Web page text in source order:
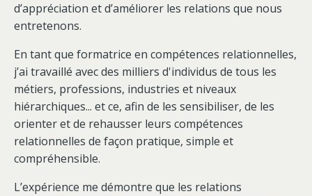
d’appréciation et d’améliorer les relations que nous
entretenons.
En tant que formatrice en compétences relationnelles,
j’ai travaillé avec des milliers d'individus de tous les
métiers, professions, industries et niveaux
hiérarchiques... et ce, afin de les sensibiliser, de les
orienter et de rehausser leurs compétences
relationnelles de façon pratique, simple et
compréhensible.
L’expérience me démontre que les relations